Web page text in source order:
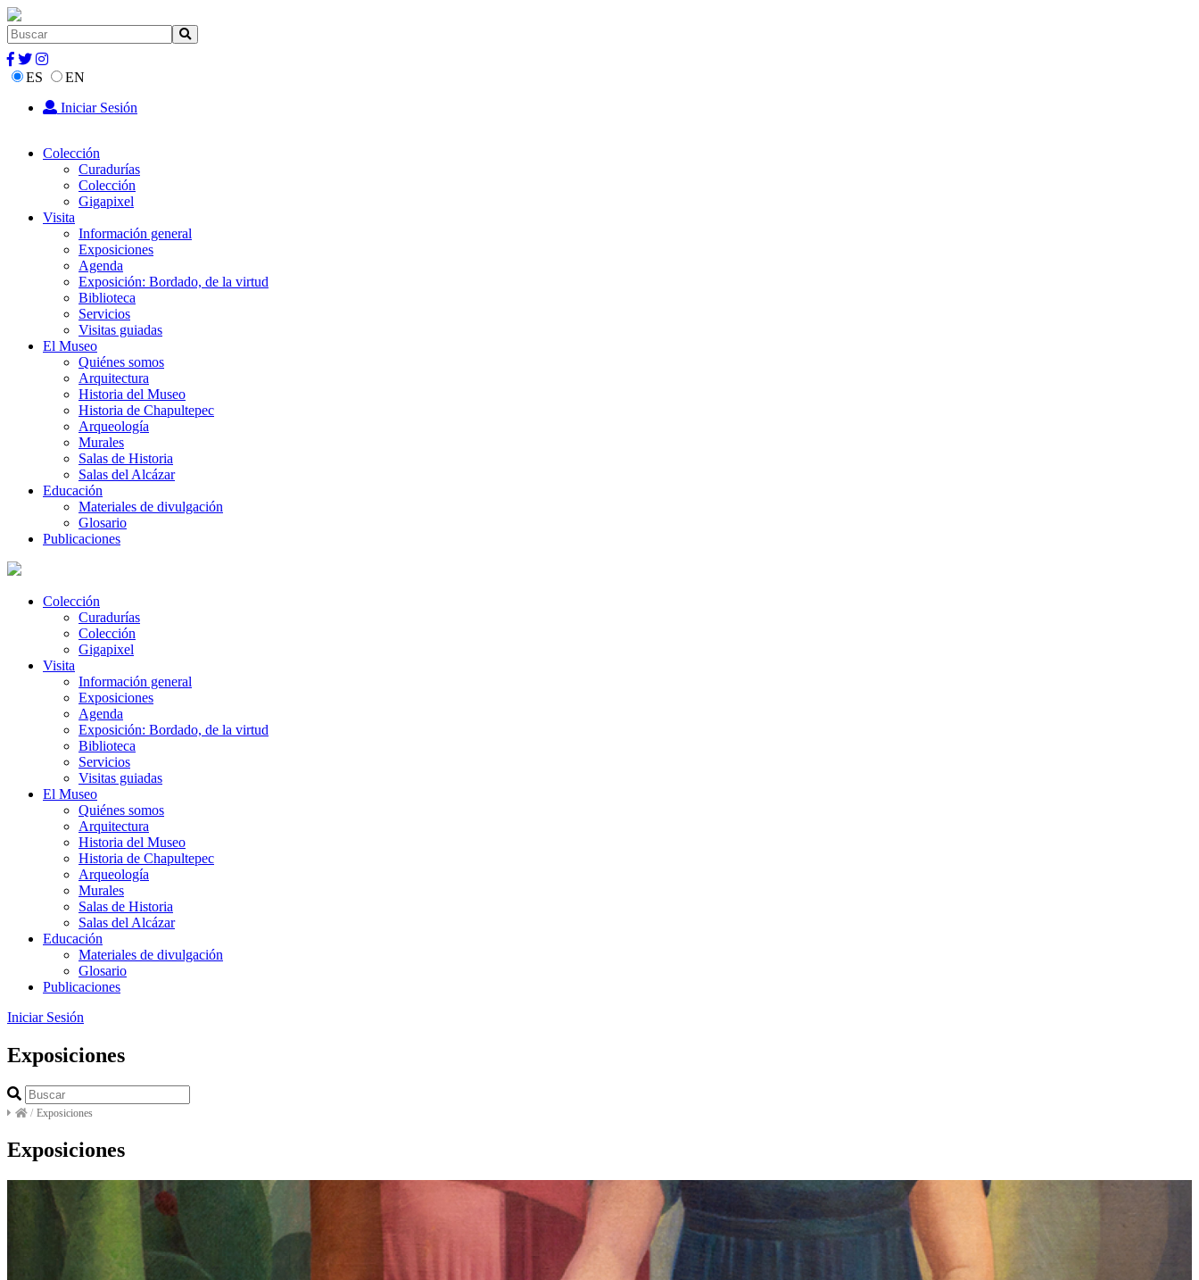
ES
EN
Iniciar Sesión
Colección
Curadurías
Colección
Gigapixel
Visita
Información general
Exposiciones
Agenda
Exposición: Bordado, de la virtud
Biblioteca
Servicios
Visitas guiadas
El Museo
Quiénes somos
Arquitectura
Historia del Museo
Historia de Chapultepec
Arqueología
Murales
Salas de Historia
Salas del Alcázar
Educación
Materiales de divulgación
Glosario
Publicaciones
Colección
Curadurías
Colección
Gigapixel
Visita
Información general
Exposiciones
Agenda
Exposición: Bordado, de la virtud
Biblioteca
Servicios
Visitas guiadas
El Museo
Quiénes somos
Arquitectura
Historia del Museo
Historia de Chapultepec
Arqueología
Murales
Salas de Historia
Salas del Alcázar
Educación
Materiales de divulgación
Glosario
Publicaciones
Iniciar Sesión
Exposiciones
/ Exposiciones
Exposiciones